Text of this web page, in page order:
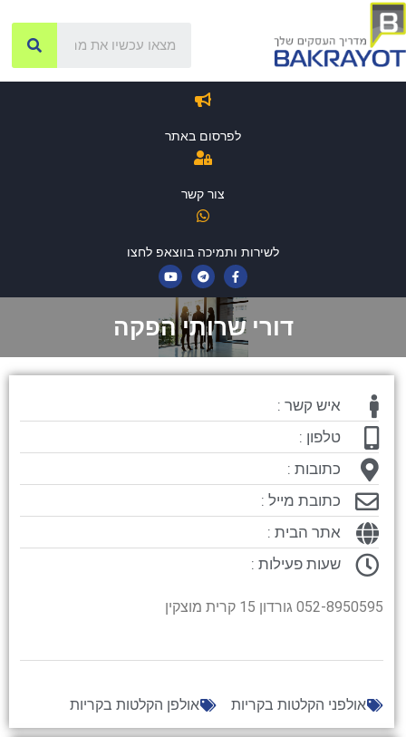
לפרסום באתר
צור קשר
לשירות ותמיכה בווצאפ לחצו
דורי שרותי הפקה
איש קשר :
טלפון :
כתובות :
כתובת מייל :
אתר הבית :
שעות פעילות :
052-8950595 גורדון 15 קרית מוצקין
אולפני הקלטות בקריות אולפן הקלטות בקריות